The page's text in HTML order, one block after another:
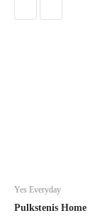
Yes Everyday
Pulkstenis Home